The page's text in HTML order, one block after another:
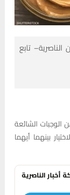
تابع
الوجبات الشائعة
بينهما أيهما
أخبار الناصرية